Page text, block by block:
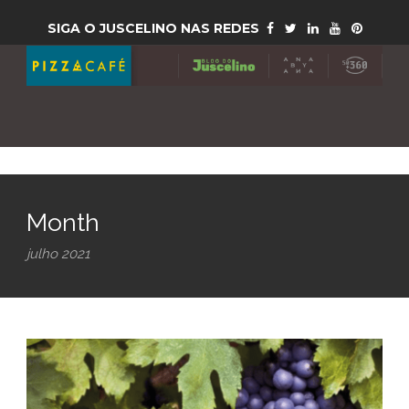
SIGA O JUSCELINO NAS REDES
Month
julho 2021